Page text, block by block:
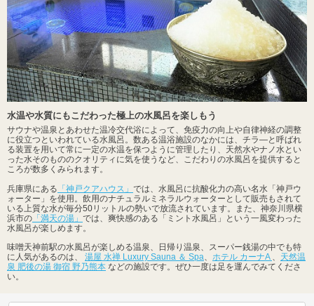
水温や水質にもこだわった極上の水風呂を楽しもう
サウナや温泉とあわせた温冷交代浴によって、免疫力の向上や自律神経の調整
に役立つといわれている水風呂。数ある温浴施設のなかには、チラ―と呼ばれ
る装置を用いて常に一定の水温を保つように管理したり、天然水やナノ水とい
った水そのもののクオリティに気を使うなど、こだわりの水風呂を提供すると
ころが数多くみられます。
兵庫県にある 「神戸クアハウス」 では、水風呂に抗酸化力の高い名水「神戸ウ
ォーター」を使用。飲用のナチュラルミネラルウォーターとして販売もされて
いる上質な水が毎分50リットルの勢いで放流されています。また、神奈川県横
浜市の 「満天の湯」 では、爽快感のある「ミント水風呂」という一風変わった
水風呂が楽しめます。
味噌天神前駅の水風呂が楽しめる温泉、日帰り温泉、スーパー銭湯の中でも特
に人気があるのは、 湯屋 水禅 Luxury Sauna ＆ Spa ホテル カーナA
天然温
泉 肥後の湯 御宿 野乃熊本 などの施設です。ぜひ一度は足を運んでみてくださ
い。